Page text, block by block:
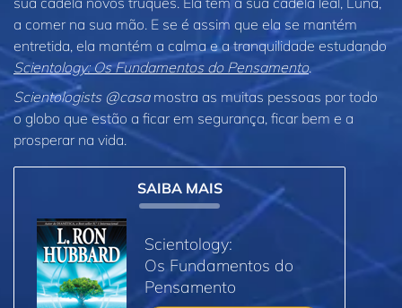
a comer na sua mão. E se é assim que ela se mantém
entretida, ela mantém a calma e a tranquilidade estudando
Scientology: Os Fundamentos do Pensamento.
Scientologists @casamostra as muitas pessoas por todo
o globo que estão a ficar em segurança, ficar bem e a
prosperar na vida.
SAIBA MAIS
Scientology:
Os Fundamentos do
Pensamento